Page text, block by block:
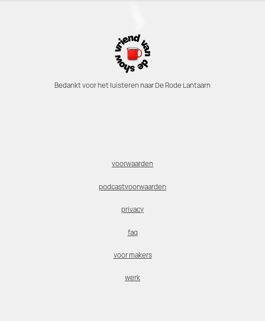
Bedankt voor het luisteren naar De Rode Lantaarn
voorwaarden
podcastvoorwaarden
privacy
faq
voor makers
werk